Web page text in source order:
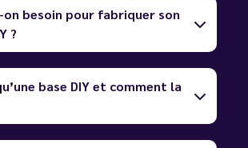
besoin pour fabriquer son
?
base DIY et comment la